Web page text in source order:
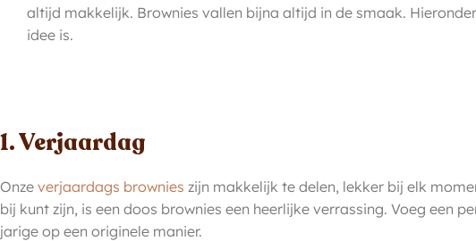
altijd makkelijk. Brownies vallen bijna altijd in de smaak.
idee is.
1. Verjaardag
Onze verjaardags brownies zijn makkelijk te delen, lekker bij elk
bij kunt zijn, is een doos brownies een heerlijke verrassing. Voeg een
jarige op een originele manier.